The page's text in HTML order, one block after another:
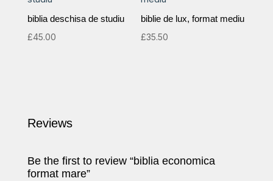
biblia deschisa de studiu
£45.00
biblie de lux, format mediu
£35.50
Reviews
Be the first to review “biblia economica
format mare”